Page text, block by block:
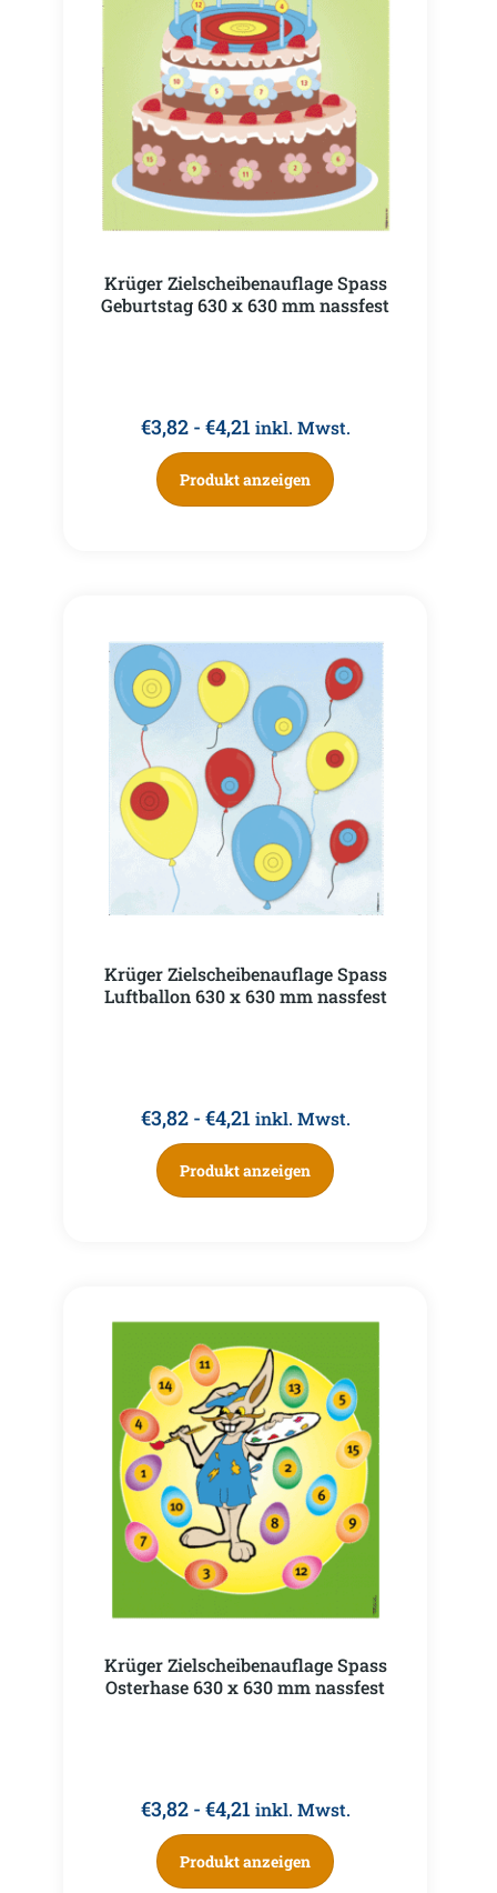
Krüger Zielscheibenauflage Spass
Geburtstag 630 x 630 mm nassfest
€3,82- €4,21 inkl. Mwst.
Produkt anzeigen
Krüger Zielscheibenauflage Spass
Luftballon 630 x 630 mm nassfest
€3,82- €4,21 inkl. Mwst.
Produkt anzeigen
Krüger Zielscheibenauflage Spass
Osterhase 630 x 630 mm nassfest
€3,82- €4,21 inkl. Mwst.
Produkt anzeigen